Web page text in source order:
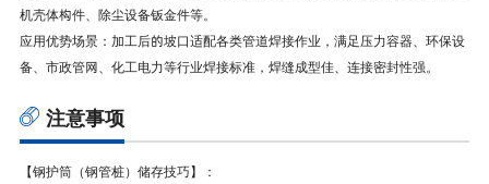
机壳体构件、除尘设备钣金件等。
应用优势场景：加工后的坡口适配各类管道焊接作业，满足压力容器、环保设
备、市政管网、化工电力等行业焊接标准，焊缝成型佳、连接密封性强。
注意事项
【钢护筒（钢管桩）储存技巧】：